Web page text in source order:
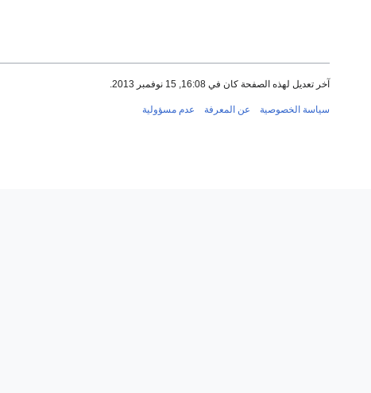
آخر تعديل لهذه الصفحة كان في 16:08, 15 نوفمبر 2013.
سياسة الخصوصية عن المعرفة عدم مسؤولية